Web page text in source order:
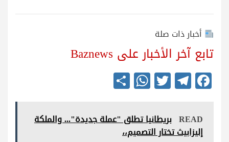
أخبار ذات صلة
تابع آخر الأخبار على Baznews
Fa
ce
bo
ok
Te
le
gr
a
T
wi
tte
r
W
ha
ts
A
re READ بريطانيا تطلق "عملة جديدة"... والملكة
إليزابيث تختار التصميم،،